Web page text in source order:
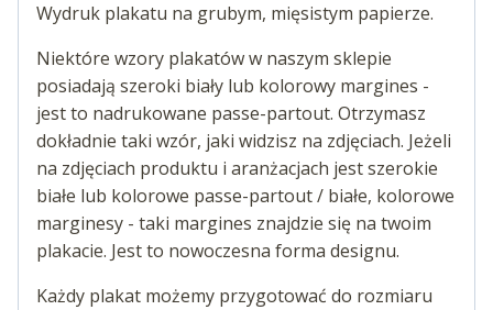
Wydruk plakatu na grubym, mięsistym papierze.
Niektóre wzory plakatów w naszym sklepie
posiadają szeroki biały lub kolorowy margines -
jest to nadrukowane passe-partout. Otrzymasz
dokładnie taki wzór, jaki widzisz na zdjęciach. Jeżeli
na zdjęciach produktu i aranżacjach jest szerokie
białe lub kolorowe passe-partout / białe, kolorowe
marginesy - taki margines znajdzie się na twoim
plakacie. Jest to nowoczesna forma designu.
Każdy plakat możemy przygotować do rozmiaru